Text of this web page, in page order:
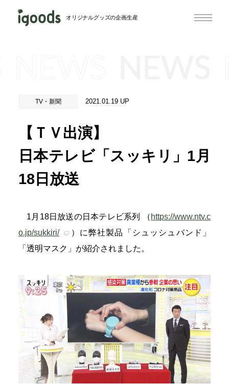
オリジナルグッズの企画生産
TV・新聞 2021.01.19 UP
【ＴＶ出演】
日本テレビ「スッキリ」1月
18日放送
1月18日放送の日本テレビ系列 （ https://www.ntv.c
o.jp/sukkiri/
）に弊社製品「シュッシュバンド」
「透明マスク」が紹介されました。